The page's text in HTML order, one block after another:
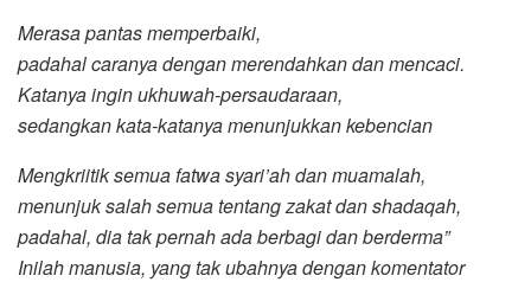
Merasa pantas memperbaiki,
padahal caranya dengan merendahkan dan mencaci.
Katanya ingin ukhuwah-persaudaraan,
sedangkan kata-katanya menunjukkan kebencian
Mengkriitik semua fatwa syari’ah dan muamalah,
menunjuk salah semua tentang zakat dan shadaqah,
padahal, dia tak pernah ada berbagi dan berderma”
Inilah manusia, yang tak ubahnya dengan komentator